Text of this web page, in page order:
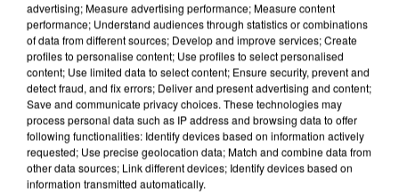
LES INTERVIEWS CHANTE
FRANCE
Voir plus
"JE SUIS À DISPOSITION DES
advertising; Measure advertising performance; Measure content
performance; Understand audiences through statistics or combinations
of data from different sources; Develop and improve services; Create
profiles to personalise content; Use profiles to select personalised
content; Use limited data to select content; Ensure security, prevent and
detect fraud, and fix errors; Deliver and present advertising and content;
Save and communicate privacy choices. These technologies may
process personal data such as IP address and browsing data to offer
following functionalities: Identify devices based on information actively
requested; Use precise geolocation data; Match and combine data from
other data sources; Link different devices; Identify devices based on
information transmitted automatically.